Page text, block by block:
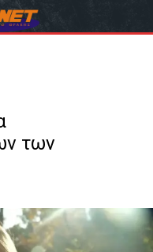
των